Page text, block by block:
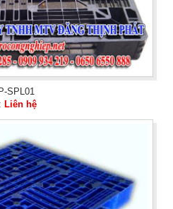
SPL01
Liên hệ